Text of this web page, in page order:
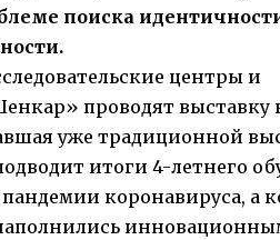
поиска
центры и
проводят выставку
уже традиционной
итоги 4-летнего
коронавируса, а